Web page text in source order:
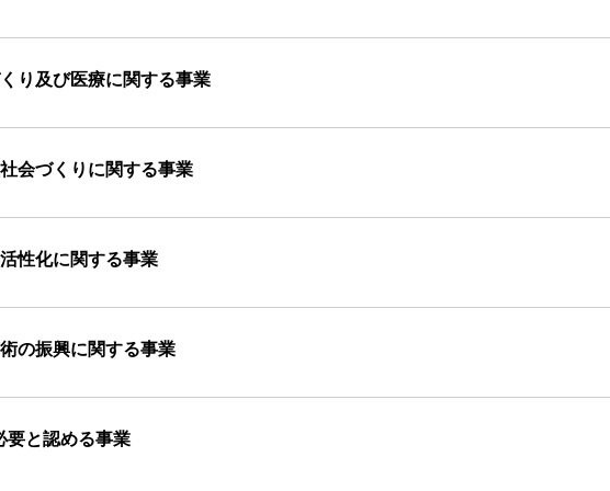
り及び医療に関する事業
会づくりに関する事業
性化に関する事業
の振興に関する事業
要と認める事業